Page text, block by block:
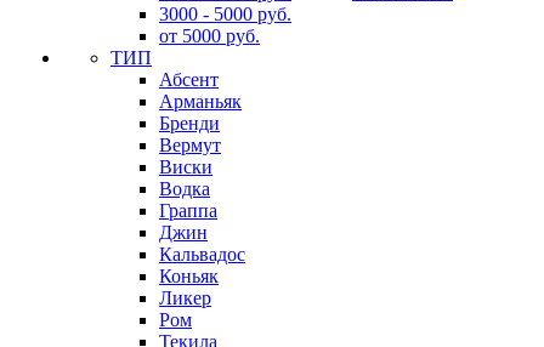
3000 - 5000 руб.
от 5000 руб.
ТИП
Абсент
Арманьяк
Бренди
Вермут
Виски
Водка
Граппа
Джин
Кальвадос
Коньяк
Ликер
Ром
Текила